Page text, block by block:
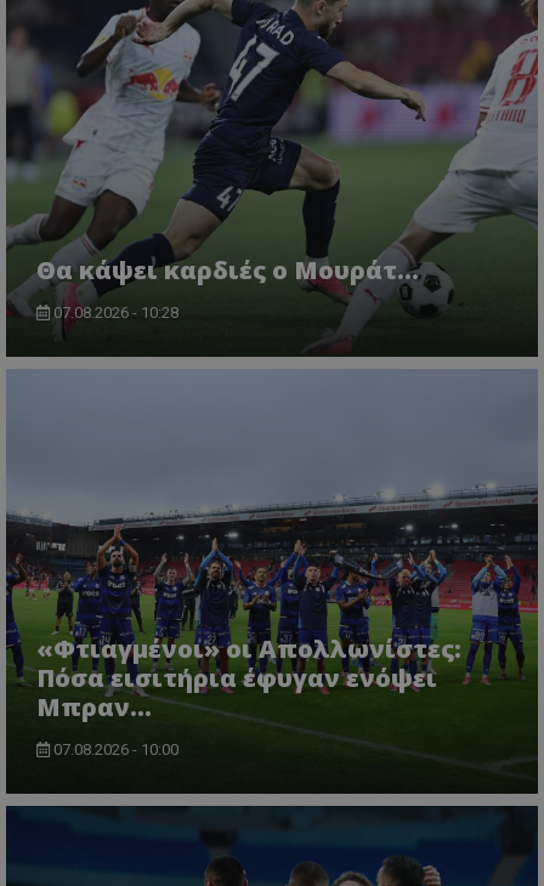
Θα κάψει καρδιές ο Μουράτ…
07.08.2026 - 10:28
«Φτιαγμένοι» οι Απολλωνίστες:
Πόσα εισιτήρια έφυγαν ενόψει
Μπραν...
07.08.2026 - 10:00